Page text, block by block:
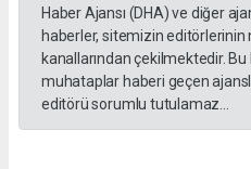
Haber Ajansı (DHA) ve diğer
haberler, sitemizin
kanallarından çekilmektedir.
muhataplar haberi geçen
editörü sorumlu tutulamaz...